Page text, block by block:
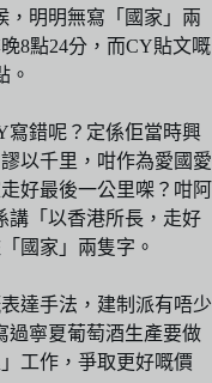
，明明無寫「國家」兩
8點24分，而CY貼文嘅
。
寫錯呢？定係佢當時興
以千里，咁作為愛國愛
好最後一公里㗎？咁阿
講「以香港所長，走好
國家」兩隻字。
達手法，建制派有唔少
過寧夏葡萄酒生產要做
工作，爭取更好嘅價